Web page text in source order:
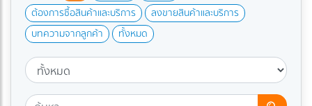
ต้องการซื้อสินค้าและบริการ
ลงขายสินค้าและบริการ
บทความจากลูกค้า
ทั้งหมด